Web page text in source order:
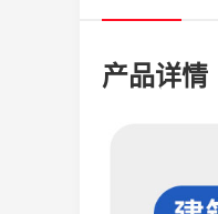
产品详情